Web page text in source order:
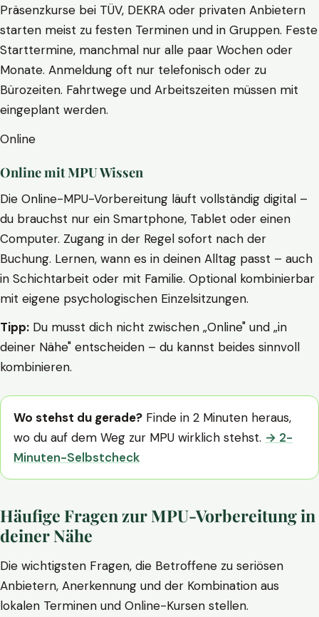
Präsenzkurse bei TÜV, DEKRA oder privaten Anbietern
starten meist zu festen Terminen und in Gruppen. Feste
Starttermine, manchmal nur alle paar Wochen oder
Monate. Anmeldung oft nur telefonisch oder zu
Bürozeiten. Fahrtwege und Arbeitszeiten müssen mit
eingeplant werden.
Online
Online mit MPU Wissen
Die Online-MPU-Vorbereitung läuft vollständig digital –
du brauchst nur ein Smartphone, Tablet oder einen
Computer. Zugang in der Regel sofort nach der
Buchung. Lernen, wann es in deinen Alltag passt – auch
in Schichtarbeit oder mit Familie. Optional kombinierbar
mit eigene psychologischen Einzelsitzungen.
Tipp: Du musst dich nicht zwischen „Online" und „in
deiner Nähe" entscheiden – du kannst beides sinnvoll
kombinieren.
Wo stehst du gerade? Finde in 2 Minuten heraus,
wo du auf dem Weg zur MPU wirklich stehst. → 2-
Minuten-Selbstcheck
Häufige Fragen zur MPU-Vorbereitung in
deiner Nähe
Die wichtigsten Fragen, die Betroffene zu seriösen
Anbietern, Anerkennung und der Kombination aus
lokalen Terminen und Online-Kursen stellen.